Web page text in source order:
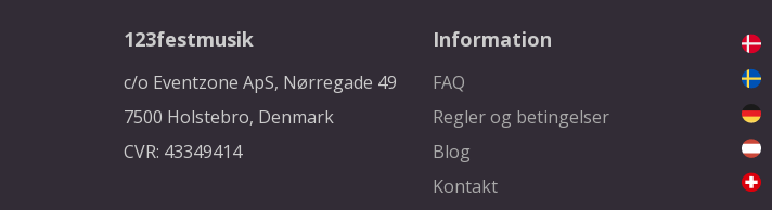
123festmusik
c/o Eventzone ApS, Nørregade 49
7500 Holstebro, Denmark
CVR: 43349414
Information
FAQ
Regler og betingelser
Blog
Kontakt